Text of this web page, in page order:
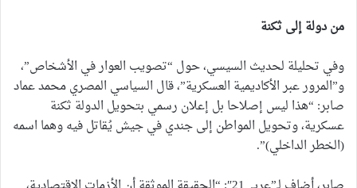
من دولة إلى ثكنة
وفي تحليلة لحديث السيسي، حول “تصويب العوار في الأشخاص”،
و”المرور عبر الأكاديمية العسكرية”، قال السياسي المصري محمد عماد
صابر: “هذا ليس إصلاحا بل إعلان رسمي بتحويل الدولة ثكنة
عسكرية، وتحويل المواطن إلى جندي في جيش يُقاتل فيه وهما اسمه
(الخطر الداخلي)”.